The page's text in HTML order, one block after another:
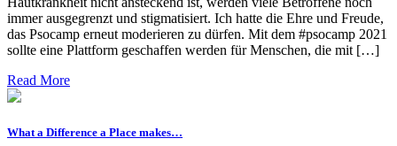
immer ausgegrenzt und stigmatisiert. Ich hatte die Ehre und Freude,
das Psocamp erneut moderieren zu dürfen. Mit dem #psocamp 2021
sollte eine Plattform geschaffen werden für Menschen, die mit […]
Read More
What a Difference a Place makes…